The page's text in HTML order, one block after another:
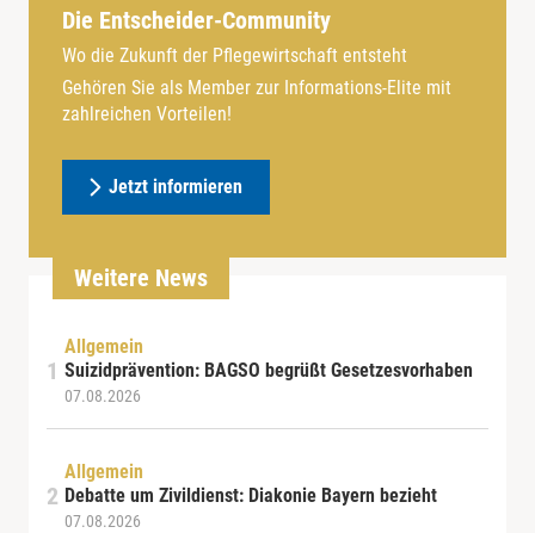
Die Entscheider-Community
Wo die Zukunft der Pflegewirtschaft entsteht
Gehören Sie als Member zur Informations-Elite mit
zahlreichen Vorteilen!
Jetzt informieren
Weitere News
Allgemein
Suizidprävention: BAGSO begrüßt Gesetzesvorhaben
07.08.2026
Allgemein
Debatte um Zivildienst: Diakonie Bayern bezieht
07.08.2026